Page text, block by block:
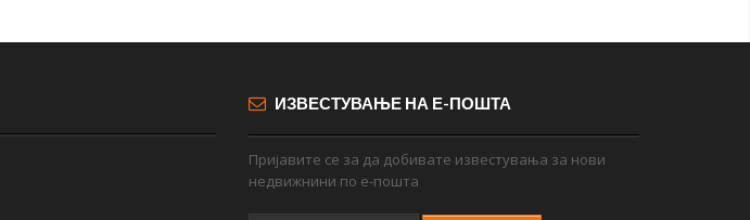
ИЗВЕСТУВАЊЕ НА Е-ПОШТА
Пријавите се за да добивате известувања за нови
недвижнини по е-пошта